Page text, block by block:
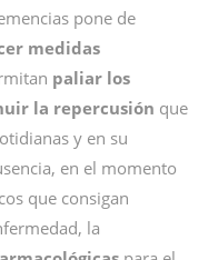
pone de
medidas
paliar los
la repercusión que
y en su
en el momento
que consigan
la